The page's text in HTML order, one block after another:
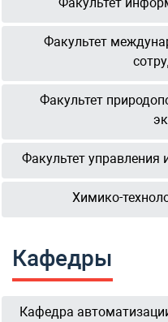
Факультет
Факультет
Факультет
Химико-
Кафедры
Кафедра